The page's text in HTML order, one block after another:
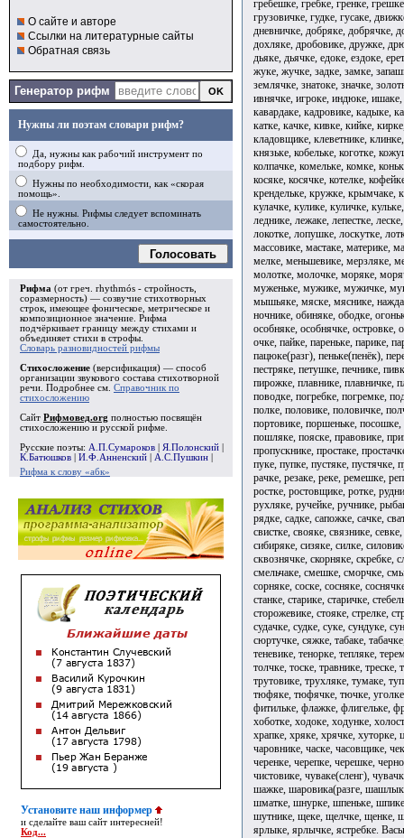
О сайте и авторе
Ссылки на литературные сайты
Обратная связь
Генератор рифм
Нужны ли поэтам словари рифм?
Да, нужны как рабочий инструмент по
подбору рифм.
Нужны по необходимости, как «скорая
помощь».
Не нужны. Рифмы следует вспоминать
самостоятельно.
Голосовать
Рифма (от греч. rhythmós - стройность,
соразмерность) — созвучие стихотворных
строк, имеющее фоническое, метрическое и
композиционное значение. Рифма
подчёркивает границу между стихами и
объединяет стихи в строфы
Словарь разновидностей рифмы
Стихосложение (версификация) — способ
организации звукового состава стихотворной
речи. Подробнее см. Справочник по
стихосложению
Сайт Рифмовед.org полностью посвящён
стихосложению и русской рифме.
Русские поэты: А.П.Сумароков Я.Полонский
К.Батюшков
И.Ф.Анненский А.С.Пушкин
Рифма к слову «абк»
Установите наш информер
и сделайте ваш сайт интересней!
Код...
гребешке, гребке, гренке,
грузовичке, гудке, гусаке,
дневничке, добряке, добрячке,
дохляке, дробовике, дружке,
дьяке, дьячке, едоке, ездоке,
жуке, жучке, задке, замке,
землячке, знатоке, значке,
ивнячке, игроке, индюке,
кавардаке, кадровике, кадыке,
катке, качке, кивке, кийке,
кладовщике, клеветнике,
князьке, кобельке, коготке,
колпачке, комельке, комке,
косяке, косячке, котелке,
крендельке, кружке, крымчаке,
кулачке, кулике, куличке,
леднике, лежаке, лепестке,
локотке, лопушке, лоскутке,
массовике, мастаке, материке,
мелке, меньшевике, мерзляке,
молотке, молочке, моряке,
муженьке, мужике, мужичке,
мышьяке, мяске, мяснике,
ночнике, обиняке, ободке,
особняке, особнячке, островке,
очке, пайке, пареньке, парике,
пацюке(разг), пеньке(пенёк),
пестряке, петушке, печнике,
пирожке, плавнике, плавничке,
поводке, погребке, погремке,
полке, половике, половичке,
портовике, поршеньке,
пошляке, пояске, правовике,
пропускнике, простаке,
пуке, пупке, пустяке, пустячке,
рачке, резаке, реке, ремешке,
ростке, ростовщике, ротке,
рухляке, ручейке, ручнике,
рядке, садке, сапожке, сачке,
свистке, свояке, связнике,
сибиряке, сизяке, силке,
сквознячке, скорняке, скребке,
смельчаке, смешке, сморчке,
сорняке, соске, сосняке,
станке, старике, старичке,
сторожевике, стояке, стрелке,
судачке, судке, суке, сундуке,
сюртучке, сяжке, табаке,
теневике, тенорке, тепляке,
толчке, тоске, травнике,
трутовике, трухляке, тумаке,
тюфяке, тюфячке, тючке,
фитильке, флажке, флигельке,
хоботке, ходоке, ходунке,
храпке, хряке, хрячке, хуторке,
чаровнике, часке, часовщике,
черенке, черепке, черешке,
чистовике, чуваке(сленг),
шажке, шаровика(разге,
шматке, шнурке, шпеньке,
шутнике, щеке, щелчке, щенке,
ярлыке, ярлычке, ястребке.